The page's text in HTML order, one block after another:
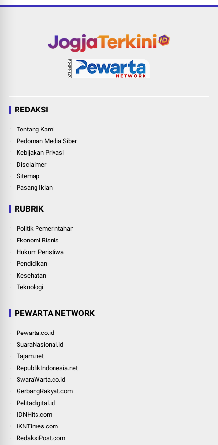
REDAKSI
Tentang Kami
Pedoman Media Siber
Kebijakan Privasi
Disclaimer
Sitemap
Pasang Iklan
RUBRIK
Politik Pemerintahan
Ekonomi Bisnis
Hukum Peristiwa
Pendidikan
Kesehatan
Teknologi
PEWARTA NETWORK
Pewarta.co.id
SuaraNasional.id
Tajam.net
RepublikIndonesia.net
SwaraWarta.co.id
GerbangRakyat.com
Pelitadigital.id
IDNHits.com
IKNTimes.com
RedaksiPost.com